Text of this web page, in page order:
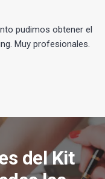
pudimos obtener el
Muy profesionales.
del Kit